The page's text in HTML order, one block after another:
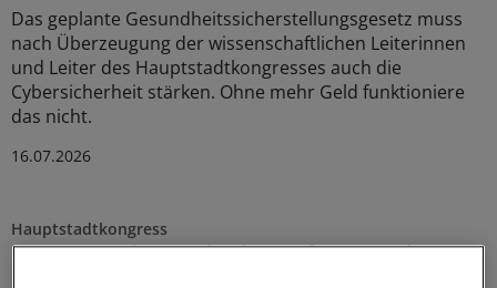
Das geplante Gesundheitssicherstellungsgesetz muss
nach Überzeugung der wissenschaftlichen Leiterinnen
und Leiter des Hauptstadtkongresses auch die
Cybersicherheit stärken. Ohne mehr Geld funktioniere
das nicht.
16.07.2026
Hauptstadtkongress
Umsetzung der Krankenhausreform: Länder